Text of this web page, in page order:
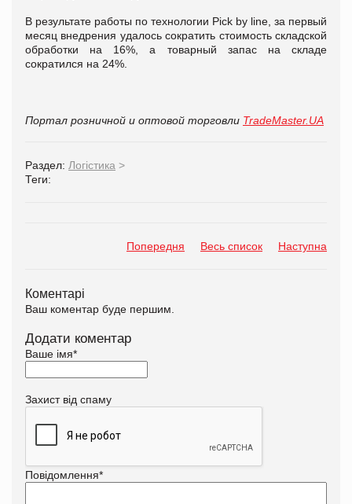
В результате работы по технологии Pick by line, за первый
месяц внедрения удалось сократить стоимость складской
обработки на 16%, а товарный запас на складе
сократился на 24%.
Портал розничной и оптовой торговли TradeMaster.UA
Раздел: Логістика >
Теги:
Попередня Весь список Наступна
Коментарі
Ваш коментар буде першим.
Додати коментар
Ваше імя*
Захист від спаму
Повідомлення*